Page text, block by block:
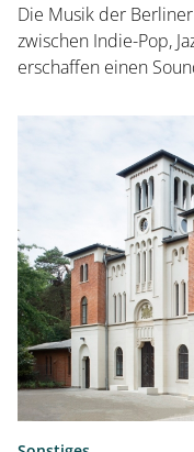
Die Musik der
zwischen Indie-Pop,
erschaffen einen